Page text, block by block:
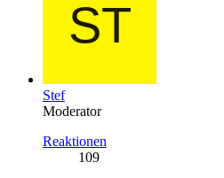
Stef
Moderator
Reaktionen
109